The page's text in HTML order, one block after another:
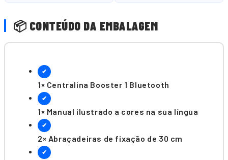
📦 CONTEÚDO DA EMBALAGEM
✔
1× Centralina Booster 1 Bluetooth
✔
1× Manual ilustrado a cores na sua língua
✔
2× Abraçadeiras de fixação de 30 cm
✔